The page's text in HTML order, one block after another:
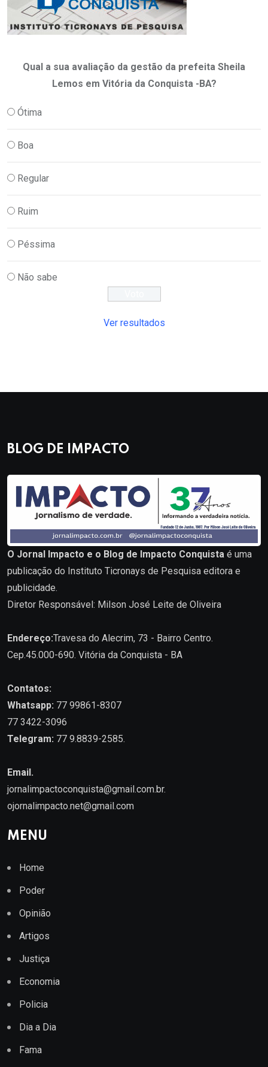
Qual a sua avaliação da gestão da prefeita Sheila
Lemos em Vitória da Conquista -BA?
Ótima
Boa
Regular
Ruim
Péssima
Não sabe
Ver resultados
BLOG DE IMPACTO
O Jornal Impacto e o Blog de Impacto Conquista é uma
publicação do Instituto Ticronays de Pesquisa editora e
publicidade.
Diretor Responsável: Milson José Leite de Oliveira
Endereço:Travesa do Alecrim, 73 - Bairro Centro.
Cep.45.000-690. Vitória da Conquista - BA
Contatos:
Whatsapp: 77 99861-8307
77 3422-3096
Telegram: 77 9.8839-2585.
Email.
jornalimpactoconquista@gmail.com.br.
ojornalimpacto.net@gmail.com
MENU
Home
Poder
Opinião
Artigos
Justiça
Economia
Policia
Dia a Dia
Fama